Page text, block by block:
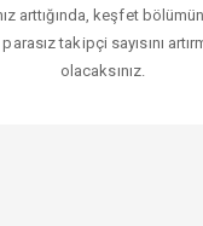
arttığında, keşfet
takipçi sayısını
olacaksınız.